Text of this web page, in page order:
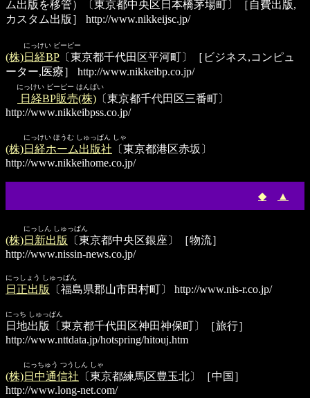
ム出版を移管）〔東京都中央区日本橋茅場町〕［自費出版,
カスタム出版］
http://www.nikkeijsc.jp/
にっけい ビーピー
(株)日経BP 〔東京都千代田区平河町〕［ビジネス,コンピュ
ーター,医療］
http://www.nikkeibp.co.jp/
にっけい ビーピー はんばい
日経BP販売(株) 〔東京都千代田区三番町〕
http://www.nikkeibpss.co.jp/
にっけい ほうむ しゅっぱん しゃ
(株)日経ホーム出版社 〔東京都港区赤坂〕
http://www.nikkeihome.co.jp/
◆ ▲
にっしん しゅっぱん
(株)日新出版
〔東京都中央区銀座〕［物流］
http://www.nissin-news.co.jp/
にっしょう しゅっぱん
日正出版 〔福島県郡山市田村町〕 http://www.nis-r.co.jp/
にっち しゅっぱん
日地出版
〔東京都千代田区神田神保町〕［旅行］
http://www.nttdata.jp/hotspring/hitouj.htm
にっちゅう つうしん しゃ
(株)日中通信社 〔東京都練馬区豊玉北〕［中国］
http://www.long-net.com/